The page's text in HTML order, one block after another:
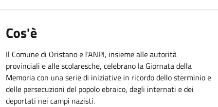
Cos'è
Il Comune di Oristano e l'ANPI, insieme alle autorità
provinciali e alle scolaresche, celebrano la Giornata della
Memoria con una serie di iniziative in ricordo dello sterminio e
delle persecuzioni del popolo ebraico, degli internati e dei
deportati nei campi nazisti.